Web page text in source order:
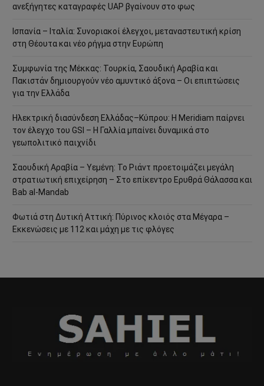
ανεξήγητες καταγραφές UAP βγαίνουν στο φως
Ισπανία – Ιταλία: Συνοριακοί έλεγχοι, μεταναστευτική κρίση
στη Θέουτα και νέο ρήγμα στην Ευρώπη
Συμφωνία της Μέκκας: Τουρκία, Σαουδική Αραβία και
Πακιστάν δημιουργούν νέο αμυντικό άξονα – Οι επιπτώσεις
για την Ελλάδα
Ηλεκτρική διασύνδεση Ελλάδας–Κύπρου: Η Meridiam παίρνει
τον έλεγχο του GSI – Η Γαλλία μπαίνει δυναμικά στο
γεωπολιτικό παιχνίδι
Σαουδική Αραβία – Υεμένη: Το Ριάντ προετοιμάζει μεγάλη
στρατιωτική επιχείρηση – Στο επίκεντρο Ερυθρά Θάλασσα και
Bab al-Mandab
Φωτιά στη Δυτική Αττική: Πύρινος κλοιός στα Μέγαρα –
Εκκενώσεις με 112 και μάχη με τις φλόγες